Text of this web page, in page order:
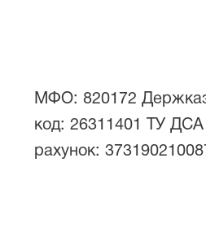
МФО: 820172
код: 26311401 ТУ ДСА в
рахунок: